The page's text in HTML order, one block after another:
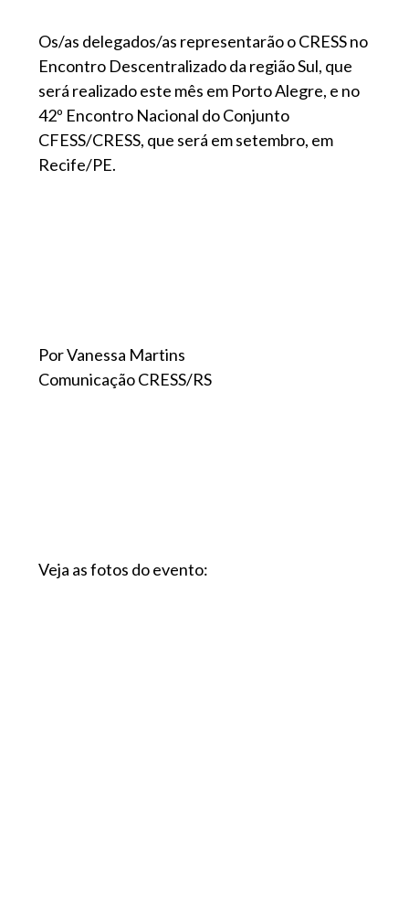
Os/as delegados/as representarão o CRESS no
Encontro Descentralizado da região Sul, que
será realizado este mês em Porto Alegre, e no
42º Encontro Nacional do Conjunto
CFESS/CRESS, que será em setembro, em
Recife/PE.
Por Vanessa Martins
Comunicação CRESS/RS
Veja as fotos do evento: